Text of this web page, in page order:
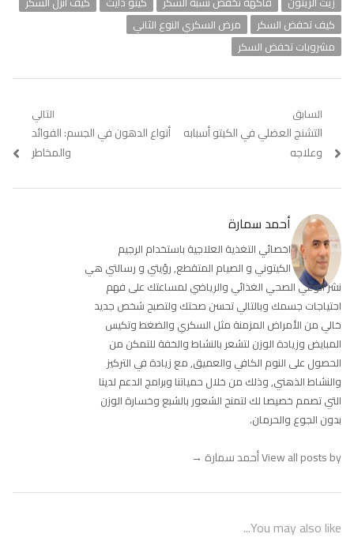
كيف تخفض السكر
مرض السكري النوع الثاني
مشروبات تخفض السكر
تصفّح
المقالات
السابق
Previous
post:
التشنج العضلي في الكيتو أسبابه
وعلاجه
التالي
Next
أنواع الدهون في الجسم: الفوائد
والمخاطر
أحمد سمارة
اخصائي التغذية العلاجية باستخدام الرجيم
الكيتوني و الصيام المتقطع, رؤيتي و رسالتي هي
نشر الوعي الصحي الغذائي والرياضي لمساعتك على فهم
احتياجات جسمك وبالتالي تحسن صحتك ولتصبح شخص جديد
خالي من الأمراض المزمنة مثل السكري والضغط وتكيس
المبايض وزيادة الوزن لتشعر بالنشاط والخفة للتمكن من
الحصول على النوم الكافي والعميق, مع زيادة في التركيز
والنشاط الذهني, وذلك من خلال حمياتنا وبرامج الدعم لدينا
التي تصمم خصيصا لك لتمنح الشعور بالشبع وخسارة الوزن
بدون الجوع والحرمان.
View all posts by أحمد سمارة →
You may also like...